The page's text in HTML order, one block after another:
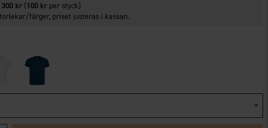
300 kr (100 kr per styck)
färger, priset justeras i kassan.